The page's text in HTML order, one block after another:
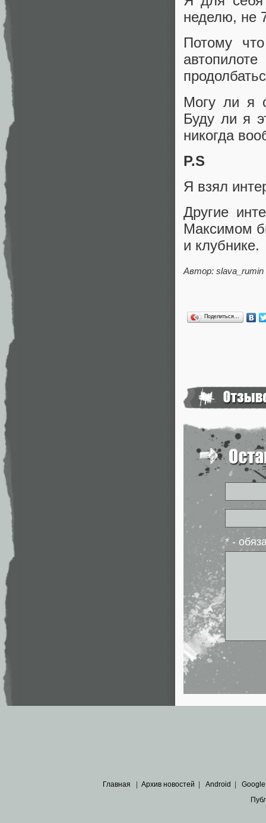
неделю, не
Потому
Могу ли я
Буду ли я
никогда
P.S
Я взял
Другие
Максимом
и клубнике.
Автор: slava_rumin
Поделиться…
* -
Главная Архив новостей Android Google